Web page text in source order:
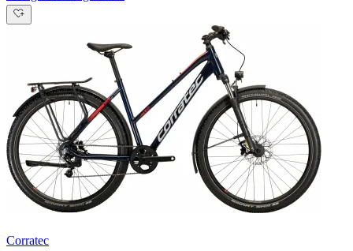
Corratec